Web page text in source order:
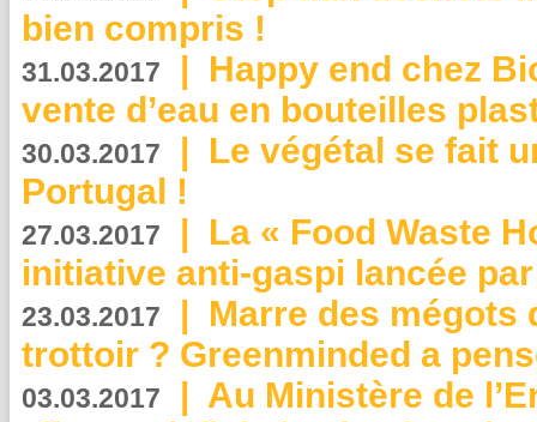
bien compris !
31.03.2017 | Happy end chez
vente d’eau en bouteilles
30.03.2017 | Le végétal se fait
Portugal !
27.03.2017 | La « Food Waste
initiative anti-gaspi lancée
23.03.2017 | Marre des mégots
trottoir ? Greenminded a
03.03.2017 | Au Ministère de